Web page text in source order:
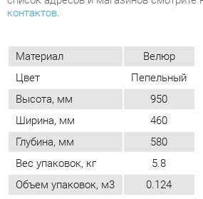
Высота, мм
Глубина, мм
580
Вес упаковок, кг
5.8
Объем упаковок, м3
0.124
ОТЗЫВЫ
Пока нет отзывов, поделитесь первым
ДОБАВИТЬ ОТЗЫВ